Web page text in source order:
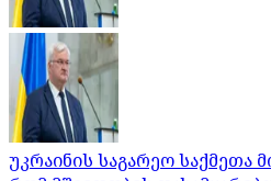
უკრაინის საგარეო საქმეთა